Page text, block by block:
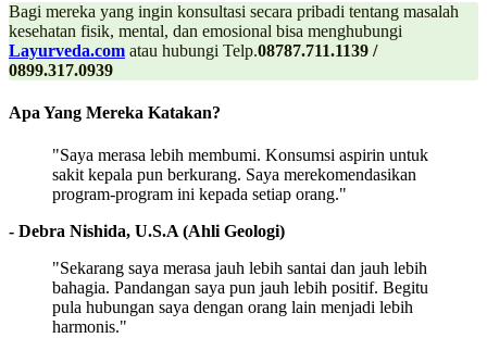
Bagi mereka yang ingin konsultasi secara pribadi tentang masalah
kesehatan fisik, mental, dan emosional bisa menghubungi
Layurveda.com atau hubungi Telp.08787.711.1139 /
0899.317.0939
Apa Yang Mereka Katakan?
"Saya merasa lebih membumi. Konsumsi aspirin untuk
sakit kepala pun berkurang. Saya merekomendasikan
program-program ini kepada setiap orang."
- Debra Nishida, U.S.A (Ahli Geologi)
"Sekarang saya merasa jauh lebih santai dan jauh lebih
bahagia. Pandangan saya pun jauh lebih positif. Begitu
pula hubungan saya dengan orang lain menjadi lebih
harmonis."